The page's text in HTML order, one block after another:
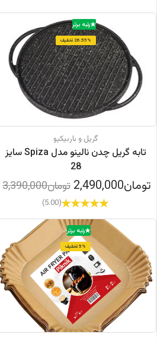
رتبه برتر
26.55% تخفیف
گریل و باربیکیو
تابه گریل چدن نالینو مدل Spiza سایز
28
تومان2,490,000 تومان3,390,000
(5.00)
رتبه برتر
5% تخفیف